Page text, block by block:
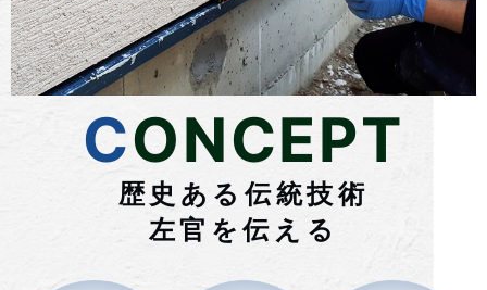
CONCEPT
歴史ある伝統技術
左官を伝える